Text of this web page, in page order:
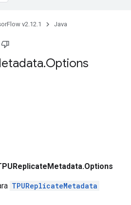
v2.12.1 Java
.Options
TPUReplicateMetadata